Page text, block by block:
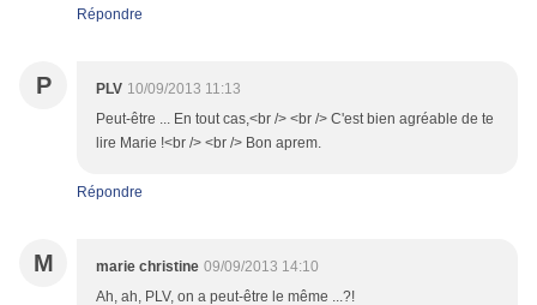
Répondre
P PLV 10/09/2013 11:13
Peut-être ... En tout cas,<br /> <br /> C'est bien agréable de te
lire Marie !<br /> <br /> Bon aprem.
Répondre
M marie christine 09/09/2013 14:10
Ah, ah, PLV, on a peut-être le même ...?!